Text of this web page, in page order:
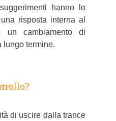
hanno lo
risposta interna al
un cambiamento di
lungo termine.
di uscire dalla trance